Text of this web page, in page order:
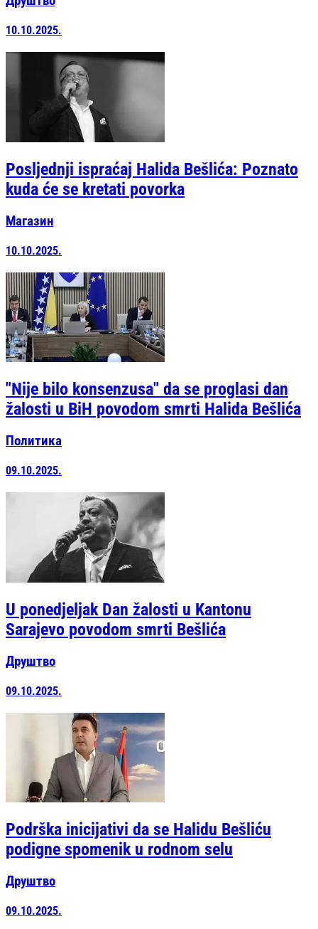
10.10.2025.
Posljednji ispraćaj Halida Bešlića: Poznato
kuda će se kretati povorka
Магазин
10.10.2025.
"Nije bilo konsenzusa" da se proglasi dan
žalosti u BiH povodom smrti Halida Bešlića
Политика
09.10.2025.
U ponedjeljak Dan žalosti u Kantonu
Sarajevo povodom smrti Bešlića
Друштво
09.10.2025.
Podrška inicijativi da se Halidu Bešliću
podigne spomenik u rodnom selu
Друштво
09.10.2025.